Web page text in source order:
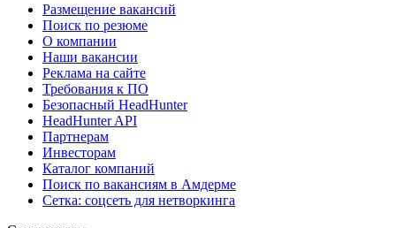
Размещение вакансий
Поиск по резюме
О компании
Наши вакансии
Реклама на сайте
Требования к ПО
Безопасный HeadHunter
HeadHunter API
Партнерам
Инвесторам
Каталог компаний
Поиск по вакансиям в Амдерме
Сетка: соцсеть для нетворкинга